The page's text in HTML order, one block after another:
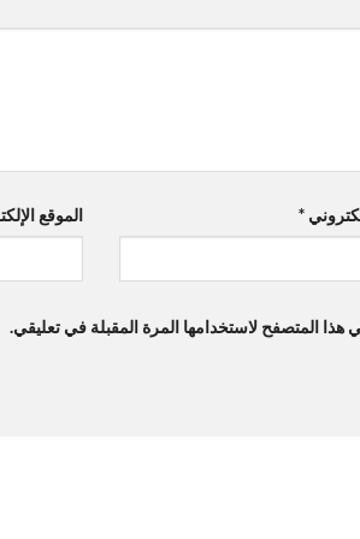
* الموقع
المتصفح لاستخدامها المرة المقبلة في تعليقي.